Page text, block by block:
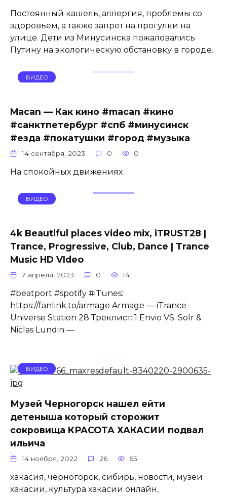
Постоянный кашель, аллергия, проблемы со
здоровьем, а также запрет на прогулки на
улице. Дети из Минусинска пожаловались
Путину на экологическую обстановку в городе.
ВИДЕО
Macan — Как кино #macan #кино
#санктпетербург #спб #минусинск
#езда #покатушки #город #музыка
14 сентября, 2023 0 0
На спокойных движениях
ВИДЕО
4k Beautiful places video mix, iTRUST28 |
Trance, Progressive, Club, Dance | Trance
Music HD VIdeo
7 апреля, 2023 0 14
#beatport #spotify #iTunes:
https://fanlink.to/armage Armage — iTrance
Universe Station 28 Треклист: 1 Envio VS. Solr &
Niclas Lundin —
ВИДЕО
Музей Черногорск нашел ейти
детеныша который сторожит
сокровища КРАСОТА ХАКАСИИ подвал
ильича
14 ноября, 2022 26 65
хакасия, черногорск, сибирь, новости, музеи
хакасии, культура хакасии онлайн,